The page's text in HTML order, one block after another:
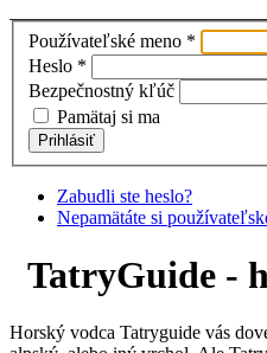
Používateľské meno *
Heslo *
Bezpečnostný kľúč
Pamätaj si ma
Prihlásiť
Zabudli ste heslo?
Nepamätáte si
TatryGuide -
Horský vodca Tatryguide vás